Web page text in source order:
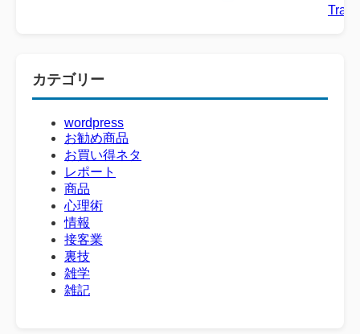
カテゴリー
wordpress
お勧め商品
お買い得ネタ
レポート
商品
心理術
情報
接客業
裏技
雑学
雑記